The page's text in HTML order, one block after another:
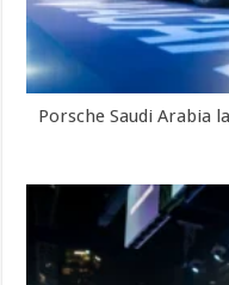
Porsche Saudi Arabia